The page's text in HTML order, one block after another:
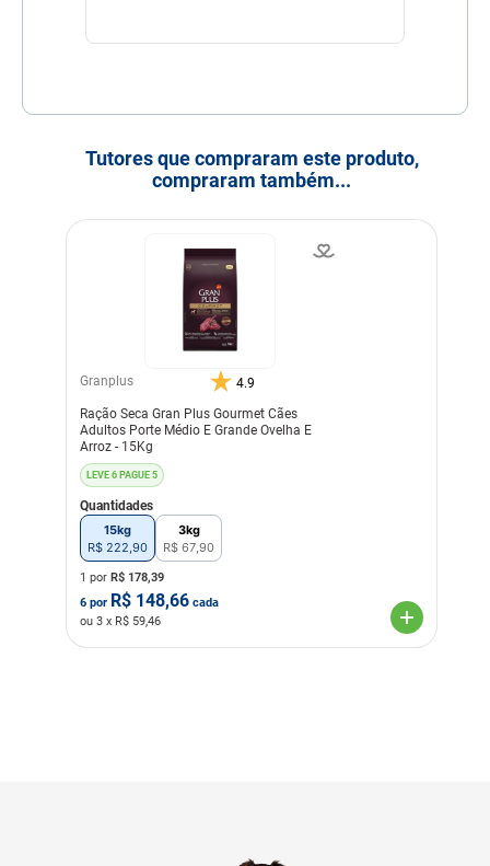
Tutores que compraram este produto,
compraram também...
Granplus 4.9
Ração Seca Gran Plus Gourmet Cães
Adultos Porte Médio E Grande Ovelha E
Arroz - 15Kg
LEVE 6 PAGUE 5
Quantidades
15kg
R$ 222,90
3kg
R$ 67,90
1 por R$ 178,39
6 por R$ 148,66 cada
ou 3 x R$ 59,46